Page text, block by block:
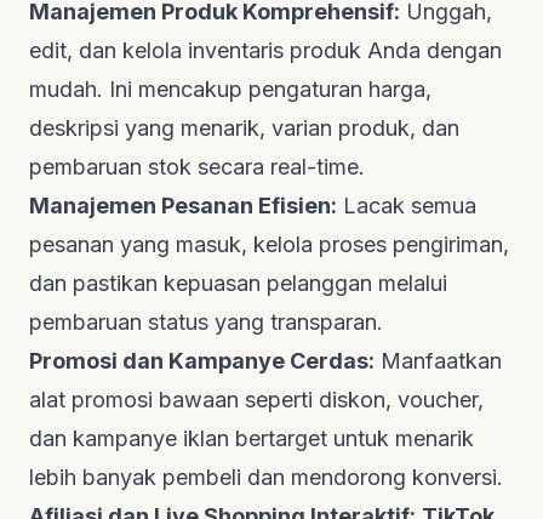
Manajemen Produk Komprehensif: Unggah,
edit, dan kelola inventaris produk Anda dengan
mudah. Ini mencakup pengaturan harga,
deskripsi yang menarik, varian produk, dan
pembaruan stok secara real-time.
Manajemen Pesanan Efisien: Lacak semua
pesanan yang masuk, kelola proses pengiriman,
dan pastikan kepuasan pelanggan melalui
pembaruan status yang transparan.
Promosi dan Kampanye Cerdas: Manfaatkan
alat promosi bawaan seperti diskon, voucher,
dan kampanye iklan bertarget untuk menarik
lebih banyak pembeli dan mendorong konversi.